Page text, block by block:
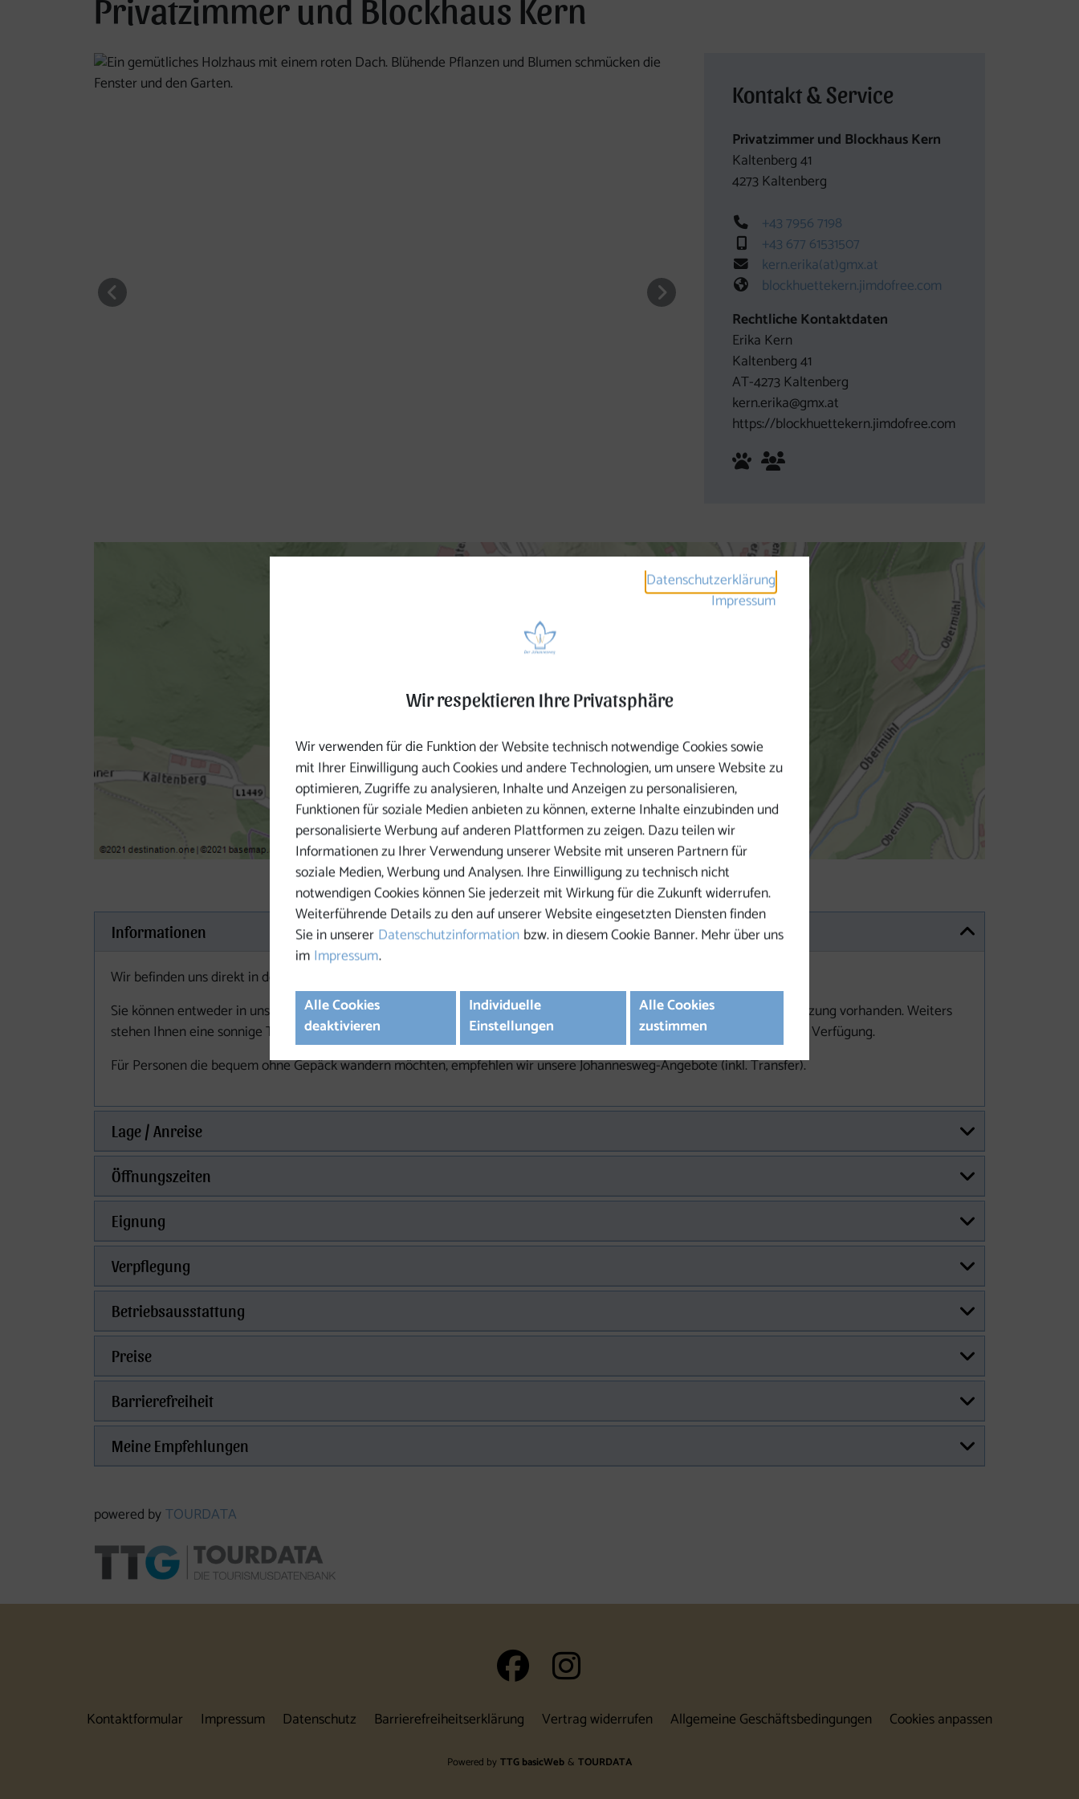
Privatzimmer und Blockhaus Kern
Die nachfolgende Bildergalerie ist mittels Pfeiltasten (links, rechts) bedienbar.
vorheriges Element nächstes Element
Kontakt & Service
Privatzimmer und Blockhaus Kern
Kaltenberg 41
4273 Kaltenberg
Telefon
+43 7956 7198
Mobil
+43 677 61531507
E-Mail
kern.erika(at)gmx.at
Web
blockhuettekern.jimdofree.com
Rechtliche Kontaktdaten
Erika Kern
Kaltenberg 41
AT-4273 Kaltenberg
kern.erika@gmx.at
https://blockhuettekern.jimdofree.com
Haustiere sind herzlich willkommen
für Gruppen geeignet
Informationen
Wir befinden uns direkt in der Ortsmitte von Kaltenberg und liegen direkt am Johannesweg.
Sie können entweder in unseren Doppelzimmern oder im Blockhaus nächtigen. Dort sind 6 Betten mit räumlicher Abgrenzung vorhanden. Weiters
stehen Ihnen eine sonnige Terrasse, ein offener Kamin zum Grillen, sowie ein gemütlicher Raum zum Beisammensein zur Verfügung.
Für Personen die bequem ohne Gepäck wandern möchten, empfehlen wir unsere Johannesweg-Angebote (inkl. Transfer).
Lage / Anreise
Öffnungszeiten
Eignung
Verpflegung
Betriebsausstattung
Preise
Barrierefreiheit
Meine Empfehlungen
powered byTOURDATA
auf Facebook folgen (neues Fenster)
Kontaktformular Impressum Datenschutz Barrierefreiheitserklärung Vertrag widerrufen Allgemeine Geschäftsbedingungen Cookies anpassen
Powered byTTG basicWeb & TOURDATA
Datenschutzerklärung
Impressum
Wir respektieren Ihre Privatsphäre
Wir verwenden für die Funktion der Website technisch notwendige Cookies sowie
mit Ihrer Einwilligung auch Cookies und andere Technologien, um unsere Website zu
optimieren, Zugriffe zu analysieren, Inhalte und Anzeigen zu personalisieren,
Funktionen für soziale Medien anbieten zu können, externe Inhalte einzubinden und
personalisierte Werbung auf anderen Plattformen zu zeigen. Dazu teilen wir
Informationen zu Ihrer Verwendung unserer Website mit unseren Partnern für
soziale Medien, Werbung und Analysen. Ihre Einwilligung zu technisch nicht
notwendigen Cookies können Sie jederzeit mit Wirkung für die Zukunft widerrufen.
Weiterführende Details zu den auf unserer Website eingesetzten Diensten finden
Sie in unserer Datenschutzinformation bzw. in diesem Cookie Banner. Mehr über uns
im Impressum.
Alle Cookies
deaktivieren
Individuelle
Einstellungen
Alle Cookies
zustimmen